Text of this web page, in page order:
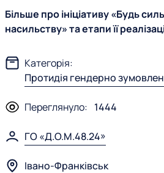
Більше про ініціативу «Будь
насильству» та етапи її
Категорія:
Протидія гендерно
Переглянуло: 1444
ГО «Д.О.М.48.24»
Івано-Франківськ